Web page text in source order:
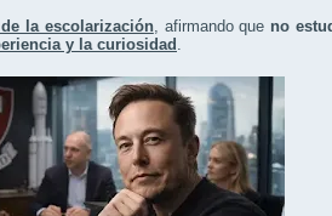
la escolarización, afirmando que no
y la curiosidad